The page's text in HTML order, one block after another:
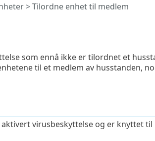
> Tilordne enhet til medlem
som ennå ikke er tilordnet et
til et medlem av husstanden,
virusbeskyttelse og er knyttet til